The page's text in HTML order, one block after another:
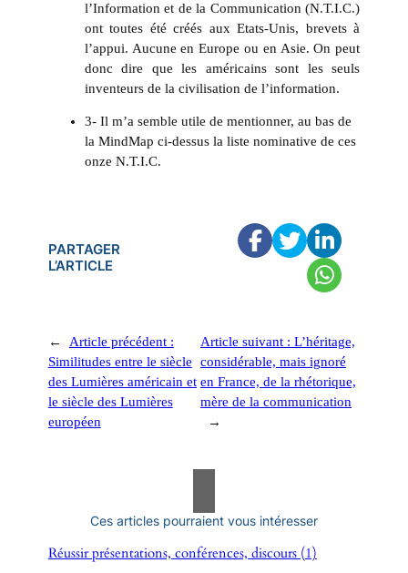
l’Information et de la Communication (N.T.I.C.)
ont toutes été créés aux Etats-Unis, brevets à
l’appui. Aucune en Europe ou en Asie. On peut
donc dire que les américains sont les seuls
inventeurs de la civilisation de l’information.
3- Il m’a semble utile de mentionner, au bas de
la MindMap ci-dessus la liste nominative de ces
onze N.T.I.C.
PARTAGER
L’ARTICLE
←
Article précédent :
Similitudes entre le siècle
des Lumières américain et
le siècle des Lumières
européen
Article suivant : L’héritage,
considérable, mais ignoré
en France, de la rhétorique,
mère de la communication
→
Ces articles pourraient vous intéresser
Réussir présentations, conférences, discours (1)